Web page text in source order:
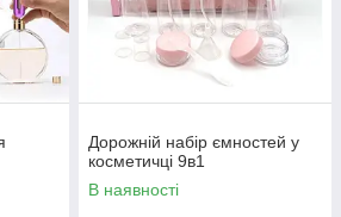
Дорожній набір ємностей у
косметичці 9в1
В наявності